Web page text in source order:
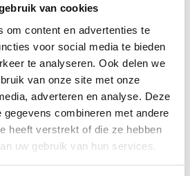
van cookies
om content en advertenties te
voor social media te bieden
te analyseren. Ook delen we
van onze site met onze
adverteren en analyse. Deze
gegevens combineren met andere
heeft verstrekt of die ze hebben
uw gebruik van hun services.
Maat: 152
Maat: 164
Maat: S
Maat: M
Maat: L
Maat: XL
Maat: XXL
Categorieën:Junior
Keepersbroeken,
,Senior keepersbroeken,
, Uhlsport Keeperskleding